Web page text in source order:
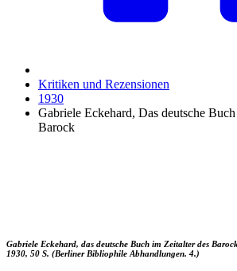
Kritiken und Rezensionen
1930
Gabriele Eckehard, Das deutsche
Barock
Gabriele Eckehard, das deutsche Buch im Zeitalter des
1930, 50 S. (Berliner Bibliophile Abhandlungen. 4.)